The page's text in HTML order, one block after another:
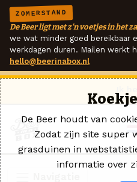
ZOMERSTAND
De Beer ligt met z'n voetjes in het
we wat minder goed bereikbaar
werkdagen duren. Mailen werkt
hello@beerinabox.nl
De Beer houdt van
Zodat zijn site super
grasduinen in
informatie over